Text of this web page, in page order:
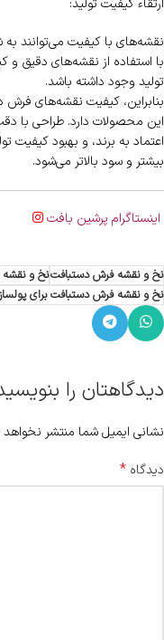
ارتقاء کیفیت تولید:
نقشه‌های با کیفیت می‌توانند
با استفاده از نقشه‌های دقیق
تولید وجود داشته باشد.
بنابراین، کیفیت نقشه‌های
این محصولات دارد. طراحی با
اعتماد به برند، و بهبود
بیشتر و سود بالاتر می‌شود.
اینستاگرام پرشین بافت
نخ و نقشه فرش دستبافتنخ و نقشه
نخ و نقشه فرش دستبافت برای
دیدگاهتان را
نشانی ایمیل شما منتشر
دیدگاه *